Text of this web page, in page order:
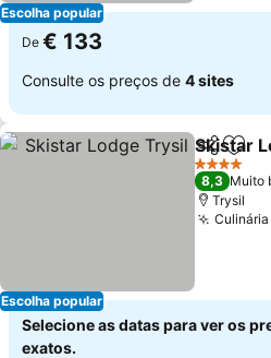
Escolha popular
De € 133
Consulte os preços de 4 sites
Escolha popular
Partilhar
Skistar
4 Estrelas
8,3 Muito
Trysil
Selecione as datas para ver os
exatos.